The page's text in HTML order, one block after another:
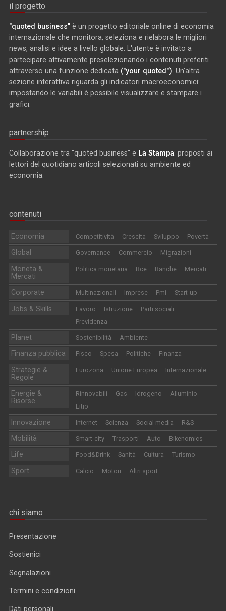
il progetto
"quoted business" è un progetto editoriale online di economia
internazionale che monitora, seleziona e rielabora le migliori
news, analisi e idee a livello globale. L'utente è invitato a
partecipare attivamente preselezionando i contenuti preferiti
attraverso una funzione dedicata ("your quoted") . Un'altra
sezione interattiva riguarda gli indicatori macroeconomici:
impostando le variabili è possibile visualizzare e stampare i
grafici.
partnership
Collaborazione tra "quoted business" e La Stampa: proposti ai
lettori del quotidiano articoli selezionati su ambiente ed
economia.
contenuti
Economia Competitività Crescita Sviluppo Povertà
Global Governance Commercio Migrazioni
Moneta &
Mercati
Politica monetaria Bce Banche Mercati
Corporate Multinazionali Imprese Pmi Start-up
Jobs & Skills Lavoro Istruzione
Parti sociali
Previdenza
Planet Sostenibilità Ambiente
Finanza pubblica Fisco Spesa Politiche Finanza
Strategie &
Regole
Eurozona Unione Europea Internazionale
Energie &
Risorse
Rinnovabili Gas Idrogeno
Alluminio
Litio
Innovazione Internet Scienza Social media R&S
Mobilità Smart-city Trasporti Auto Bikenomics
Life Food&Drink Sanità Cultura Turismo
Sport Calcio Motori Altri sport
chi siamo
Presentazione
Sostienici
Segnalazioni
Termini e condizioni
Dati personali